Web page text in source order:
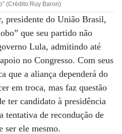
(Crédito:Ruy Baron)
presidente do União Brasil,
que seu partido não
Lula, admitindo até
no Congresso. Com seus
que a aliança dependerá do
em troca, mas faz questão
ter candidato à presidência
tentativa de recondução de
ser ele mesmo.